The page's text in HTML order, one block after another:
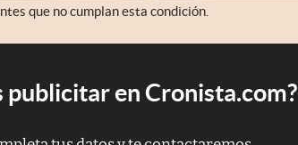
que no cumplan esta condición.
publicitar en Cronista.com?